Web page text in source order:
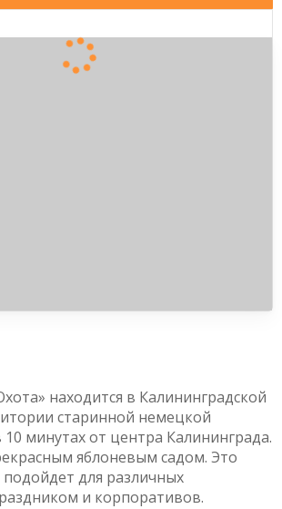
находится в Калининградской
старинной немецкой
10 минутах от центра Калининграда.
яблоневым садом. Это
для различных
и корпоративов.